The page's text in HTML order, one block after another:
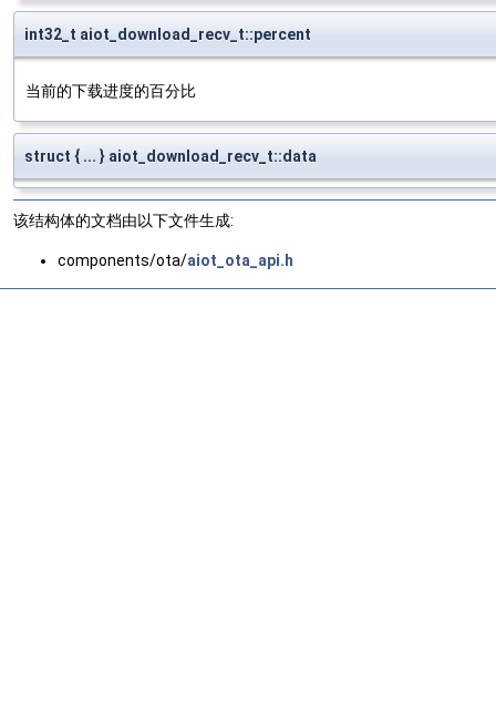
int32_t aiot_download_recv_t::percent
当前的下载进度的百分比
struct { ... } aiot_download_recv_t::data
该结构体的文档由以下文件生成:
components/ota/aiot_ota_api.h